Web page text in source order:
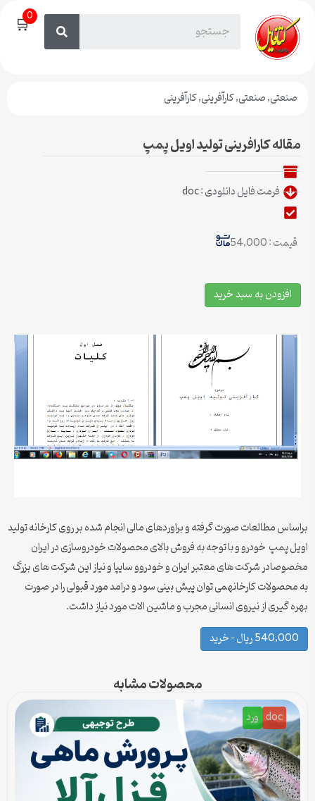
🛒0
صنعتی,صنعتی,کارآفرینی,کارآفرینی
مقاله کارافرینی تولید اویل پمپ
فرمت فایل دانلودی : doc
قیمت : 54,000
افزودن به سبد خرید
براساس مطالعات صورت گرفته و براوردهای مالی انجام شده بر روی کارخانه تولید
اویل پمپ خودرو و با توجه به فروش بالای محصولات خودروسازی در ایران
مخصوصادر شرکت های معتبر ایران و خودروو سایپا و نیاز این شرکت های بزرگ
به محصولات کارخانهمی توان پیش بینی سود و درامد مورد قبولی را در صورت
بهره گیری از نیروی انسانی مجرب و ماشین الات مورد نیاز داشت.
540,000 ریال – خرید
محصولات مشابه
doc ورد